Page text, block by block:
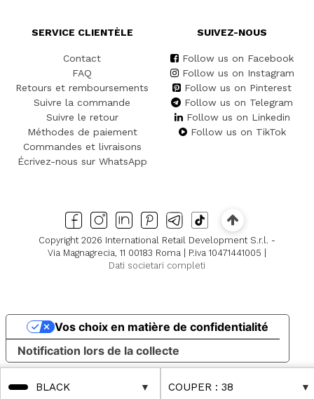
BLACK COUPER : 38
SERVICE CLIENTÈLE
Contact
FAQ
Retours et remboursements
Suivre la commande
Suivre le retour
Méthodes de paiement
Commandes et livraisons
Écrivez-nous sur WhatsApp
SUIVEZ-NOUS
Follow us on Facebook
Follow us on Instagram
Follow us on Pinterest
Follow us on Telegram
Follow us on Linkedin
Follow us on TikTok
Copyright 2026 International Retail Development S.r.l. -
Via Magnagrecia, 11 00183 Roma | P.iva 10471441005 |
Dati societari completi
Notification lors de la collecte
Vos choix en matière de confidentialité